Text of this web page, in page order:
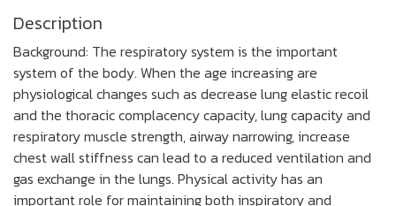
Description
Background: The respiratory system is the important
system of the body. When the age increasing are
physiological changes such as decrease lung elastic recoil
and the thoracic complacency capacity, lung capacity and
respiratory muscle strength, airway narrowing, increase
chest wall stiffness can lead to a reduced ventilation and
gas exchange in the lungs. Physical activity has an
important role for maintaining both inspiratory and